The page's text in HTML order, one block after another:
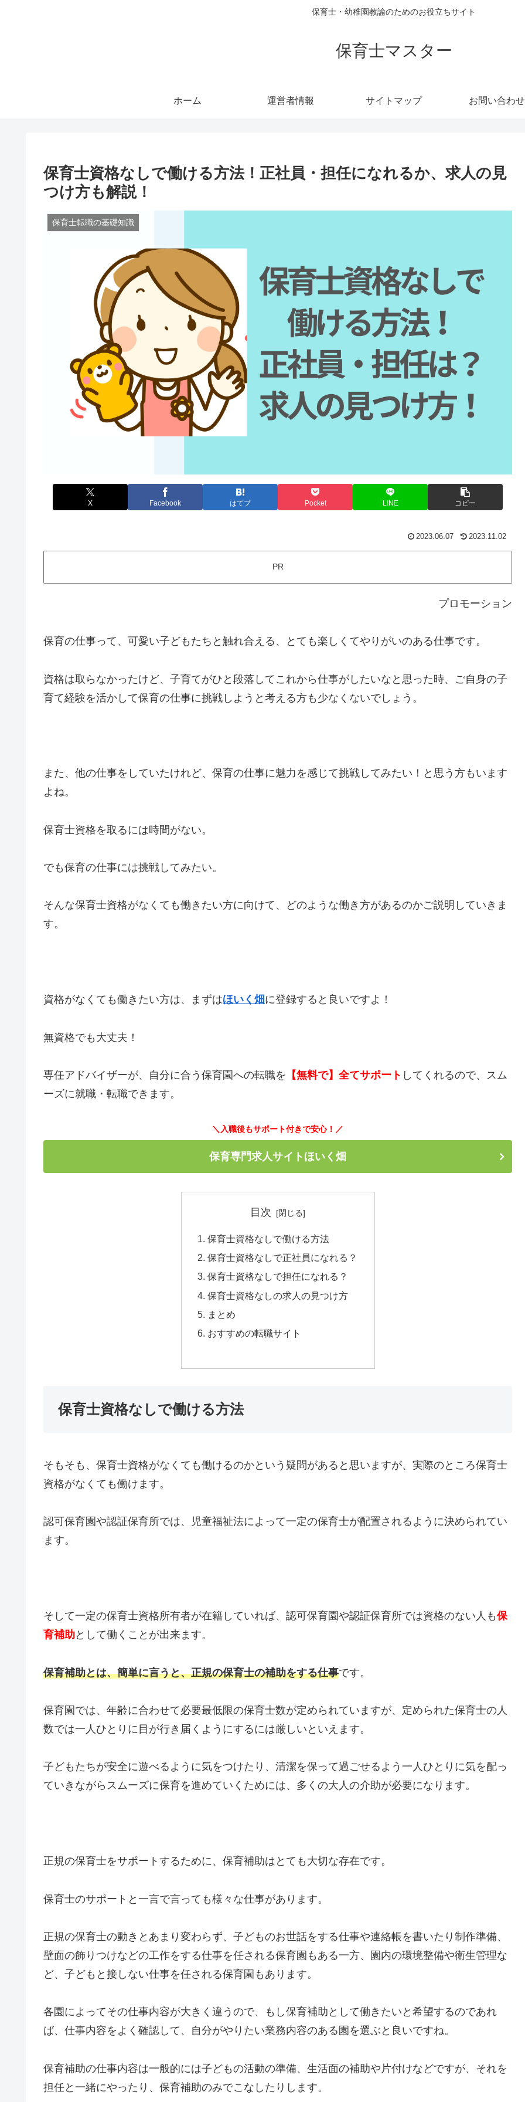
保育士・幼稚園教諭のためのお役立ちサイト
保育士マスター
ホーム 運営者情報 サイトマップ お問い合わせ
保育士資格なしで働ける方法！正社員・担任になれるか、求人の見
つけ方も解説！
保育士転職の基礎知識
X Facebook はてブ Pocket LINE コピー
2023.06.07 2023.11.02
PR
プロモーション
保育の仕事って、可愛い子どもたちと触れ合える、とても楽しくてやりがいのある仕事です。
資格は取らなかったけど、子育てがひと段落してこれから仕事がしたいなと思った時、ご自身の子
育て経験を活かして保育の仕事に挑戦しようと考える方も少なくないでしょう。
また、他の仕事をしていたけれど、保育の仕事に魅力を感じて挑戦してみたい！と思う方もいます
よね。
保育士資格を取るには時間がない。
でも保育の仕事には挑戦してみたい。
そんな保育士資格がなくても働きたい方に向けて、どのような働き方があるのかご説明していきま
す。
資格がなくても働きたい方は、まずはほいく畑 に登録すると良いですよ！
無資格でも大丈夫！
専任アドバイザーが、自分に合う保育園への転職を 【無料で】全てサポート してくれるので、スム
ーズに就職・転職できます。
＼入職後もサポート付きで安心！／
保育専門求人サイトほいく畑
目次
保育士資格なしで働ける方法
保育士資格なしで正社員になれる？
保育士資格なしで担任になれる？
保育士資格なしの求人の見つけ方
まとめ
おすすめの転職サイト
保育士資格なしで働ける方法
そもそも、保育士資格がなくても働けるのかという疑問があると思いますが、実際のところ保育士
資格がなくても働けます。
認可保育園や認証保育所では、児童福祉法によって一定の保育士が配置されるように決められてい
ます。
そして一定の保育士資格所有者が在籍していれば、認可保育園や認証保育所では資格のない人も保
育補助として働くことが出来ます。
保育補助とは、簡単に言うと、正規の保育士の補助をする仕事です。
保育園では、年齢に合わせて必要最低限の保育士数が定められていますが、定められた保育士の人
数では一人ひとりに目が行き届くようにするには厳しいといえます。
子どもたちが安全に遊べるように気をつけたり、清潔を保って過ごせるよう一人ひとりに気を配っ
ていきながらスムーズに保育を進めていくためには、多くの大人の介助が必要になります。
正規の保育士をサポートするために、保育補助はとても大切な存在です。
保育士のサポートと一言で言っても様々な仕事があります。
正規の保育士の動きとあまり変わらず、子どものお世話をする仕事や連絡帳を書いたり制作準備、
壁面の飾りつけなどの工作をする仕事を任される保育園もある一方、園内の環境整備や衛生管理な
ど、子どもと接しない仕事を任される保育園もあります。
各園によってその仕事内容が大きく違うので、もし保育補助として働きたいと希望するのであれ
ば、仕事内容をよく確認して、自分がやりたい業務内容のある園を選ぶと良いですね。
保育補助の仕事内容は一般的には子どもの活動の準備、生活面の補助や片付けなどですが、それを
担任と一緒にやったり、保育補助のみでこなしたりします。